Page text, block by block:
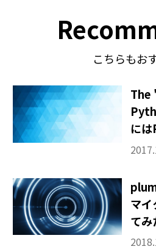
こちらもお
The
には
マイ
てみ